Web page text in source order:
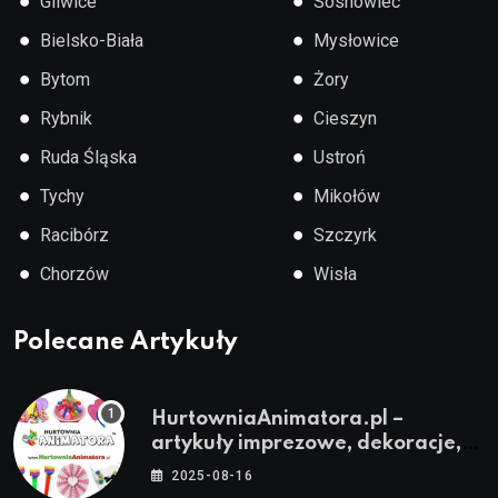
● Bielsko-Biała
● Bytom
● Rybnik
● Ruda Śląska
● Tychy
● Racibórz
● Chorzów
● Mysłowice
● Żory
● Cieszyn
● Ustroń
● Mikołów
● Szczyrk
● Wisła
Polecane Artykuły
HurtowniaAnimatora.pl –
artykuły imprezowe, dekoracje,
stroje i akcesoria dla animatorów
2025-08-16